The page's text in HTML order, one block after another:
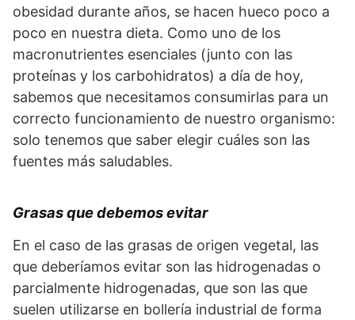
obesidad durante años, se hacen hueco poco a
poco en nuestra dieta. Como uno de los
macronutrientes esenciales (junto con las
proteínas y los carbohidratos) a día de hoy,
sabemos que necesitamos consumirlas para un
correcto funcionamiento de nuestro organismo:
solo tenemos que saber elegir cuáles son las
fuentes más saludables.
Grasas que debemos evitar
En el caso de las grasas de origen vegetal, las
que deberíamos evitar son las hidrogenadas o
parcialmente hidrogenadas, que son las que
suelen utilizarse en bollería industrial de forma